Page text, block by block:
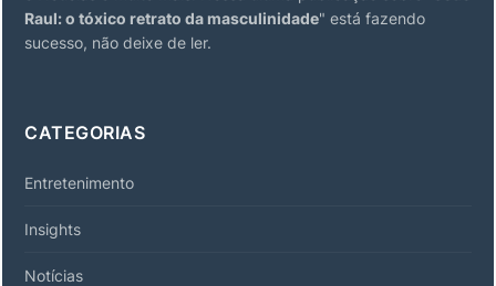
Raul: o tóxico retrato da masculinidade" está fazendo
sucesso, não deixe de ler.
CATEGORIAS
Entretenimento
Insights
Notícias